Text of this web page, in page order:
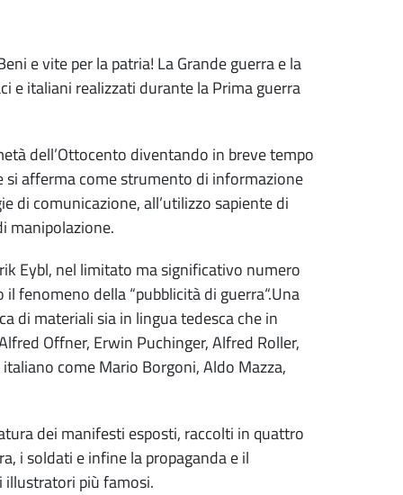
e vite per la patria! La Grande guerra e la
e italiani realizzati durante la Prima guerra
dell’Ottocento diventando in breve tempo
si afferma come strumento di informazione
di comunicazione, all’utilizzo sapiente di
manipolazione.
Eybl, nel limitato ma significativo numero
fenomeno della “pubblicità di guerra“.Una
di materiali sia in lingua tedesca che in
Offner, Erwin Puchinger, Alfred Roller,
come Mario Borgoni, Aldo Mazza,
dei manifesti esposti, raccolti in quattro
i soldati e infine la propaganda e il
illustratori più famosi.